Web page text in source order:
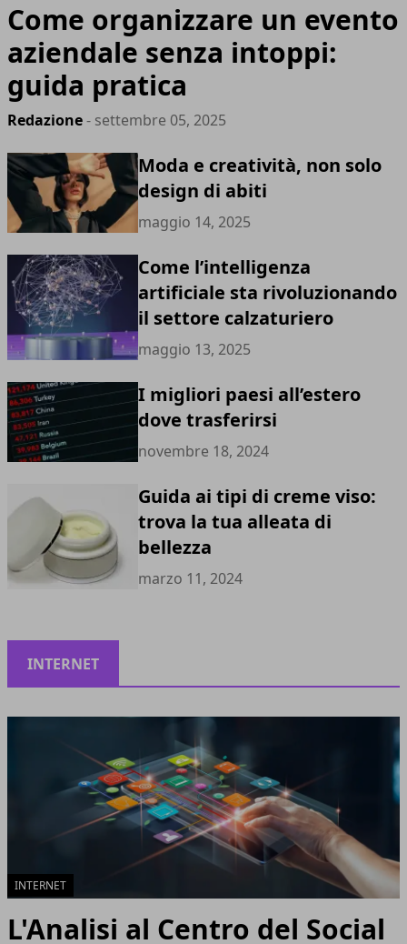
Come organizzare un evento
aziendale senza intoppi:
guida pratica
Redazione- settembre 05, 2025
Moda e creatività, non solo
design di abiti
maggio 14, 2025
Come l’intelligenza
artificiale sta rivoluzionando
il settore calzaturiero
maggio 13, 2025
I migliori paesi all’estero
dove trasferirsi
novembre 18, 2024
Guida ai tipi di creme viso:
trova la tua alleata di
bellezza
marzo 11, 2024
INTERNET
INTERNET
L'Analisi al Centro del Social